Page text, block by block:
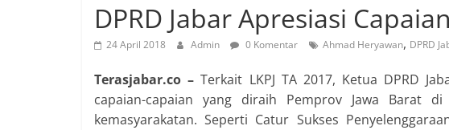
DPRD Jabar Apresiasi
24 April 2018 Admin 0 Komentar Ahmad Heryawan, DPRD
Terasjabar.co –Terkait LKPJ TA 2017, Ketua DPRD
capaian-capaian yang diraih Pemprov Jawa Barat
kemasyarakatan. Seperti Catur Sukses